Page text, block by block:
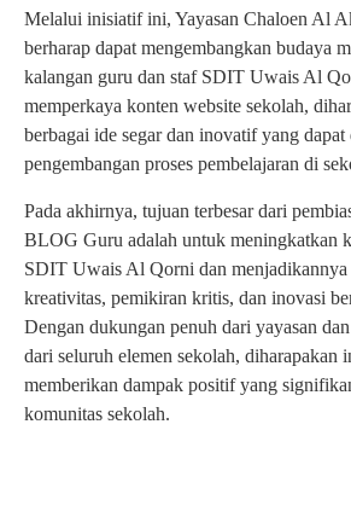
Melalui inisiatif ini, Yayasan Chaloen Al
berharap dapat mengembangkan budaya
kalangan guru dan staf SDIT Uwais Al
memperkaya konten website sekolah,
berbagai ide segar dan inovatif yang
pengembangan proses pembelajaran di
Pada akhirnya, tujuan terbesar dari
BLOG Guru adalah untuk meningkatkan
SDIT Uwais Al Qorni dan menjadikannya
kreativitas, pemikiran kritis, dan inovasi
Dengan dukungan penuh dari yayasan
dari seluruh elemen sekolah, diharapakan
memberikan dampak positif yang
komunitas sekolah.